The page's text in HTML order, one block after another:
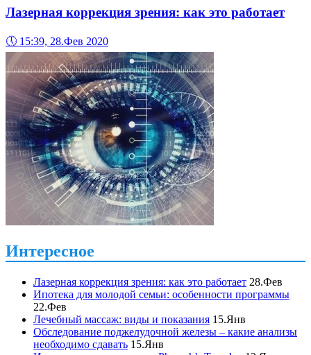
Лазерная коррекция зрения: как это работает
🕔 15:39, 28.Фев 2020
Интересное
Лазерная коррекция зрения: как это работает 28.Фев
Ипотека для молодой семьи: особенности программы
22.Фев
Лечебный массаж: виды и показания 15.Янв
Обследование поджелудочной железы – какие анализы
необходимо сдавать 15.Янв